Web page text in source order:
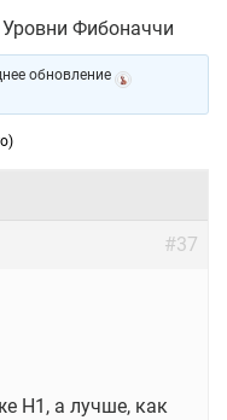
Уровни Фибоначчи
обновление
#37
Н1, а лучше, как